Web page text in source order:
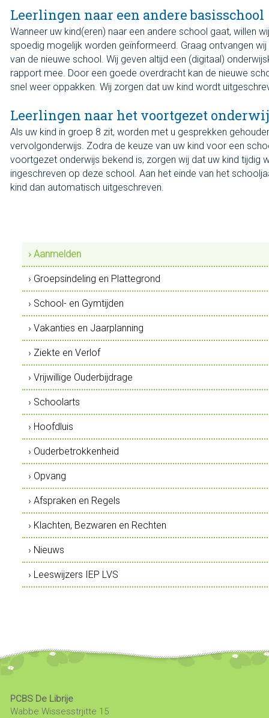
Leerlingen naar een andere basisschool
Wanneer uw kind(eren) naar een andere school gaat, willen
spoedig mogelijk worden geïnformeerd. Graag ontvangen
van de nieuwe school. Wij geven altijd een (digitaal)
rapport mee. Door een goede overdracht kan de nieuwe
snel weer oppakken. Wij zorgen dat uw kind wordt
Leerlingen naar het voortgezet
Als uw kind in groep 8 zit, worden met u gesprekken
vervolgonderwijs. Zodra de keuze van uw kind voor een
voortgezet onderwijs bekend is, zorgen wij dat uw kind tijdig
ingeschreven op deze school. Aan het einde van het
kind dan automatisch uitgeschreven.
› Aanmelden
› Groepsindeling en Plattegrond
› School- en Gymtijden
› Vakanties en Jaarplanning
› Ziekte en Verlof
› Vrijwillige Ouderbijdrage
› Schoolarts
› Hoofdluis
› Ouderbetrokkenheid
› Opvang
› Afspraken en Regels
› Klachten, Bezwaren en Rechten
› Nieuws
› Leeswijzers IEP LVS
PCBS De Librije
Wabbe Wissesstrjitte 15